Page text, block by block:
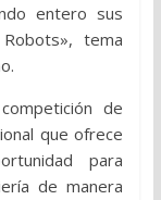
entero sus
tema
de
que ofrece
para
de manera